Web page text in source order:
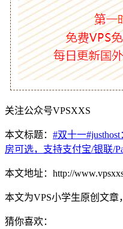
关注公众号VPSXXS
本文标题： #双十一
房可选，支持支付宝/银联/
本文地址：http://
本文为VPS小学生原创文
猜你喜欢：